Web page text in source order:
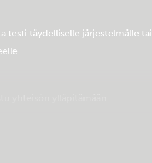
testi täydelliselle järjestelmälle tai